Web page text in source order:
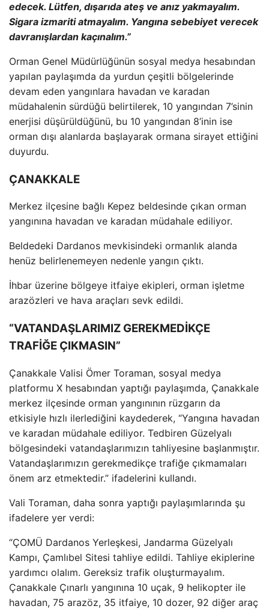
edecek. Lütfen, dışarıda ateş ve anız yakmayalım.
Sigara izmariti atmayalım. Yangına sebebiyet verecek
davranışlardan kaçınalım.”
Orman Genel Müdürlüğünün sosyal medya hesabından
yapılan paylaşımda da yurdun çeşitli bölgelerinde
devam eden yangınlara havadan ve karadan
müdahalenin sürdüğü belirtilerek, 10 yangından 7’sinin
enerjisi düşürüldüğünü, bu 10 yangından 8’inin ise
orman dışı alanlarda başlayarak ormana sirayet ettiğini
duyurdu.
ÇANAKKALE
Merkez ilçesine bağlı Kepez beldesinde çıkan orman
yangınına havadan ve karadan müdahale ediliyor.
Beldedeki Dardanos mevkisindeki ormanlık alanda
henüz belirlenemeyen nedenle yangın çıktı.
İhbar üzerine bölgeye itfaiye ekipleri, orman işletme
arazözleri ve hava araçları sevk edildi.
“VATANDAŞLARIMIZ GEREKMEDİKÇE
TRAFİĞE ÇIKMASIN”
Çanakkale Valisi Ömer Toraman, sosyal medya
platformu X hesabından yaptığı paylaşımda, Çanakkale
merkez ilçesinde orman yangınının rüzgarın da
etkisiyle hızlı ilerlediğini kaydederek, “Yangına havadan
ve karadan müdahale ediliyor. Tedbiren Güzelyalı
bölgesindeki vatandaşlarımızın tahliyesine başlanmıştır.
Vatandaşlarımızın gerekmedikçe trafiğe çıkmamaları
önem arz etmektedir.” ifadelerini kullandı.
Vali Toraman, daha sonra yaptığı paylaşımlarında şu
ifadelere yer verdi:
“ÇOMÜ Dardanos Yerleşkesi, Jandarma Güzelyalı
Kampı, Çamlıbel Sitesi tahliye edildi. Tahliye ekiplerine
yardımcı olalım. Gereksiz trafik oluşturmayalım.
Çanakkale Çınarlı yangınına 10 uçak, 9 helikopter ile
havadan, 75 arazöz, 35 itfaiye, 10 dozer, 92 diğer araç